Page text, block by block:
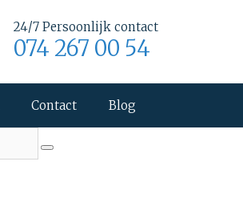
24/7 Persoonlijk contact
074 267 00 54
Contact Blog